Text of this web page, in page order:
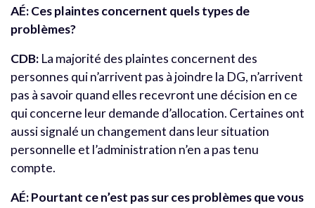
AÉ: Ces plaintes concernent quels types de
problèmes?
CDB: La majorité des plaintes concernent des
personnes qui n’arrivent pas à joindre la DG, n’arrivent
pas à savoir quand elles recevront une décision en ce
qui concerne leur demande d’allocation. Certaines ont
aussi signalé un changement dans leur situation
personnelle et l’administration n’en a pas tenu
compte.
AÉ: Pourtant ce n’est pas sur ces problèmes que vous